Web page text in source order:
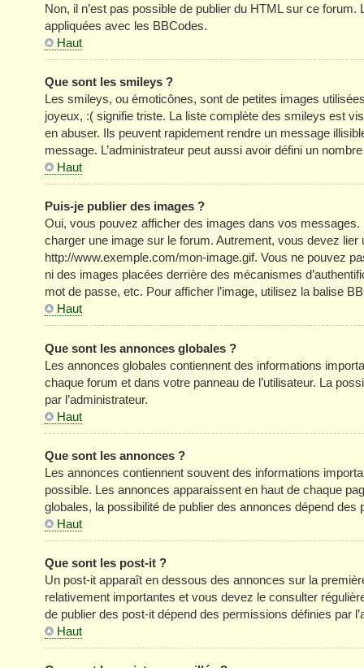
Non, il n’est pas possible de publier du HTML sur ce
appliquées avec les BBCodes.
Haut
Que sont les smileys ?
Les smileys, ou émoticônes, sont de petites images
joyeux, :( signifie triste. La liste complète des smileys est
en abuser. Ils peuvent rapidement rendre un message
message. L’administrateur peut aussi avoir défini un
Haut
Puis-je publier des images ?
Oui, vous pouvez afficher des images dans vos
charger une image sur le forum. Autrement, vous devez
http://www.exemple.com/mon-image.gif. Vous ne pouvez
ni des images placées derrière des mécanismes
mot de passe, etc. Pour afficher l’image, utilisez la balise
Haut
Que sont les annonces globales ?
Les annonces globales contiennent des informations
chaque forum et dans votre panneau de l’utilisateur. La
par l’administrateur.
Haut
Que sont les annonces ?
Les annonces contiennent souvent des informations
possible. Les annonces apparaissent en haut de chaque
globales, la possibilité de publier des annonces dépend des
Haut
Que sont les post-it ?
Un post-it apparaît en dessous des annonces sur la
relativement importantes et vous devez le consulter
de publier des post-it dépend des permissions définies par
Haut